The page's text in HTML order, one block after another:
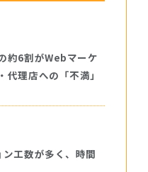
約6割がWebマーケ
代理店への「不満」
工数が多く、時間